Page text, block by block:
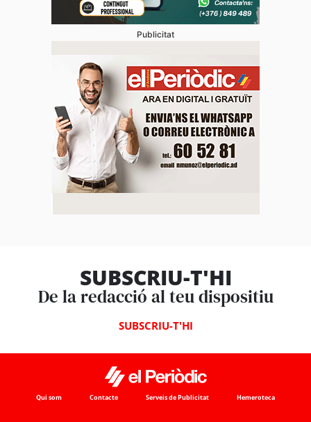
Publicitat
SUBSCRIU-T'HI
De la redacció al teu dispositiu
SUBSCRIU-T'HI
Qui som Contacte Serveis de Publicitat Hemeroteca